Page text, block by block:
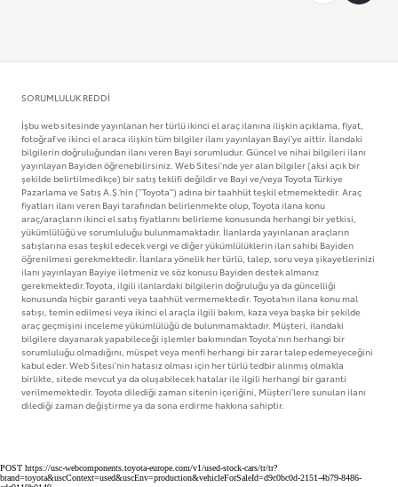
SORUMLULUK REDDI
İşbu web sitesinde yayınlanan her türlü ikinci el araç ilanına ilişkin açıklama, fiyat,
fotoğraf ve ikinci el araca ilişkin tüm bilgiler ilanı yayınlayan Bayi’ye aittir. İlandaki
bilgilerin doğruluğundan ilanı veren Bayi sorumludur. Güncel ve nihai bilgileri ilanı
yayınlayan Bayiden öğrenebilirsiniz. Web Sitesi'nde yer alan bilgiler (aksi açık bir
şekilde belirtilmedikçe) bir satış teklifi değildir ve Bayi ve/veya Toyota Türkiye
Pazarlama ve Satış A.Ş.’nin ("Toyota”) adına bir taahhüt teşkil etmemektedir. Araç
fiyatları ilanı veren Bayi tarafından belirlenmekte olup, Toyota ilana konu
araç/araçların ikinci el satış fiyatlarını belirleme konusunda herhangi bir yetkisi,
yükümlülüğü ve sorumluluğu bulunmamaktadır. İlanlarda yayınlanan araçların
satışlarına esas teşkil edecek vergi ve diğer yükümlülüklerin ilan sahibi Bayiden
öğrenilmesi gerekmektedir. İlanlara yönelik her türlü, talep, soru veya şikayetlerinizi
ilanı yayınlayan Bayiye iletmeniz ve söz konusu Bayiden destek almanız
gerekmektedir.Toyota, ilgili ilanlardaki bilgilerin doğruluğu ya da güncelliği
konusunda hiçbir garanti veya taahhüt vermemektedir. Toyota’nın ilana konu mal
satışı, temin edilmesi veya ikinci el araçla ilgili bakım, kaza veya başka bir şekilde
araç geçmişini inceleme yükümlülüğü de bulunmamaktadır. Müşteri, ilandaki
bilgilere dayanarak yapabileceği işlemler bakımından Toyota'nın herhangi bir
sorumluluğu olmadığını, müspet veya menfi herhangi bir zarar talep edemeyeceğini
kabul eder. Web Sitesi'nin hatasız olması için her türlü tedbir alınmış olmakla
birlikte, sitede mevcut ya da oluşabilecek hatalar ile ilgili herhangi bir garanti
verilmemektedir. Toyota dilediği zaman sitenin içeriğini, Müşteri’lere sunulan ilanı
dilediği zaman değiştirme ya da sona erdirme hakkına sahiptir.
POST https://usc-webcomponents.toyota-europe.com/v1/used-stock-cars/tr/tr?
brand=toyota&uscContext=used&uscEnv=production&vehicleForSaleId=d9c0bc0d-2151-4b79-8486-